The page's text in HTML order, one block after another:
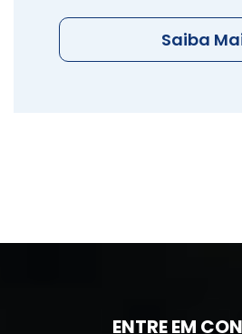
Saiba
ENTRE EM